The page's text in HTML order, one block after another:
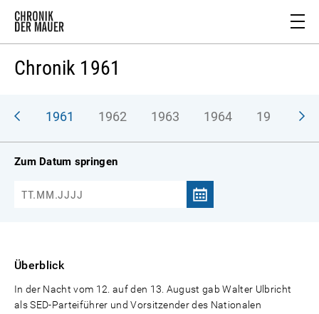
Chronik 1961
1961 1962 1963 1964 1965
Zum Datum springen
Überblick
In der Nacht vom 12. auf den 13. August gab Walter Ulbricht
als SED-Parteiführer und Vorsitzender des Nationalen